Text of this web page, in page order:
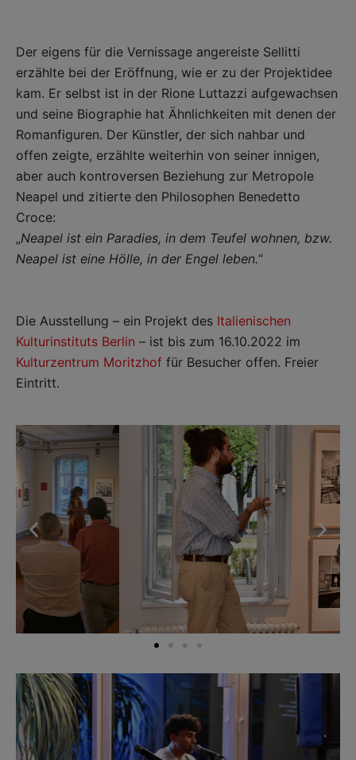
Der eigens für die Vernissage angereiste Sellitti
erzählte bei der Eröffnung, wie er zu der Projektidee
kam. Er selbst ist in der Rione Luttazzi aufgewachsen
und seine Biographie hat Ähnlichkeiten mit denen der
Romanfiguren. Der Künstler, der sich nahbar und
offen zeigte, erzählte weiterhin von seiner innigen,
aber auch kontroversen Beziehung zur Metropole
Neapel und zitierte den Philosophen Benedetto
Croce:
„Neapel ist ein Paradies, in dem Teufel wohnen, bzw.
Neapel ist eine Hölle, in der Engel leben.“
Die Ausstellung – ein Projekt des Italienischen
Kulturinstituts Berlin – ist bis zum 16.10.2022 im
Kulturzentrum Moritzhof für Besucher offen. Freier
Eintritt.